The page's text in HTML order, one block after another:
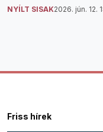
NYÍLT SISAK2026. jún. 12.
Friss hírek